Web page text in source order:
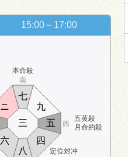
15:00～17:00
本命殺
五黄殺
月命的殺
定位対冲
南
西
八
九
ニ
三
四
五
六
七